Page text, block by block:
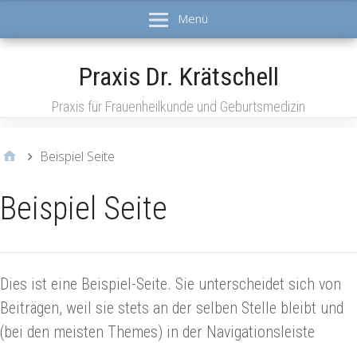
Menü
Praxis Dr. Krätschell
Praxis für Frauenheilkunde und Geburtsmedizin
Beispiel Seite
Beispiel Seite
Dies ist eine Beispiel-Seite. Sie unterscheidet sich von
Beiträgen, weil sie stets an der selben Stelle bleibt und
(bei den meisten Themes) in der Navigationsleiste